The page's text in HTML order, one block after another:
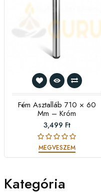
Fém Asztalláb 710 × 60
Mm – Króm
3,499 Ft
MEGVESZEM
Kategória